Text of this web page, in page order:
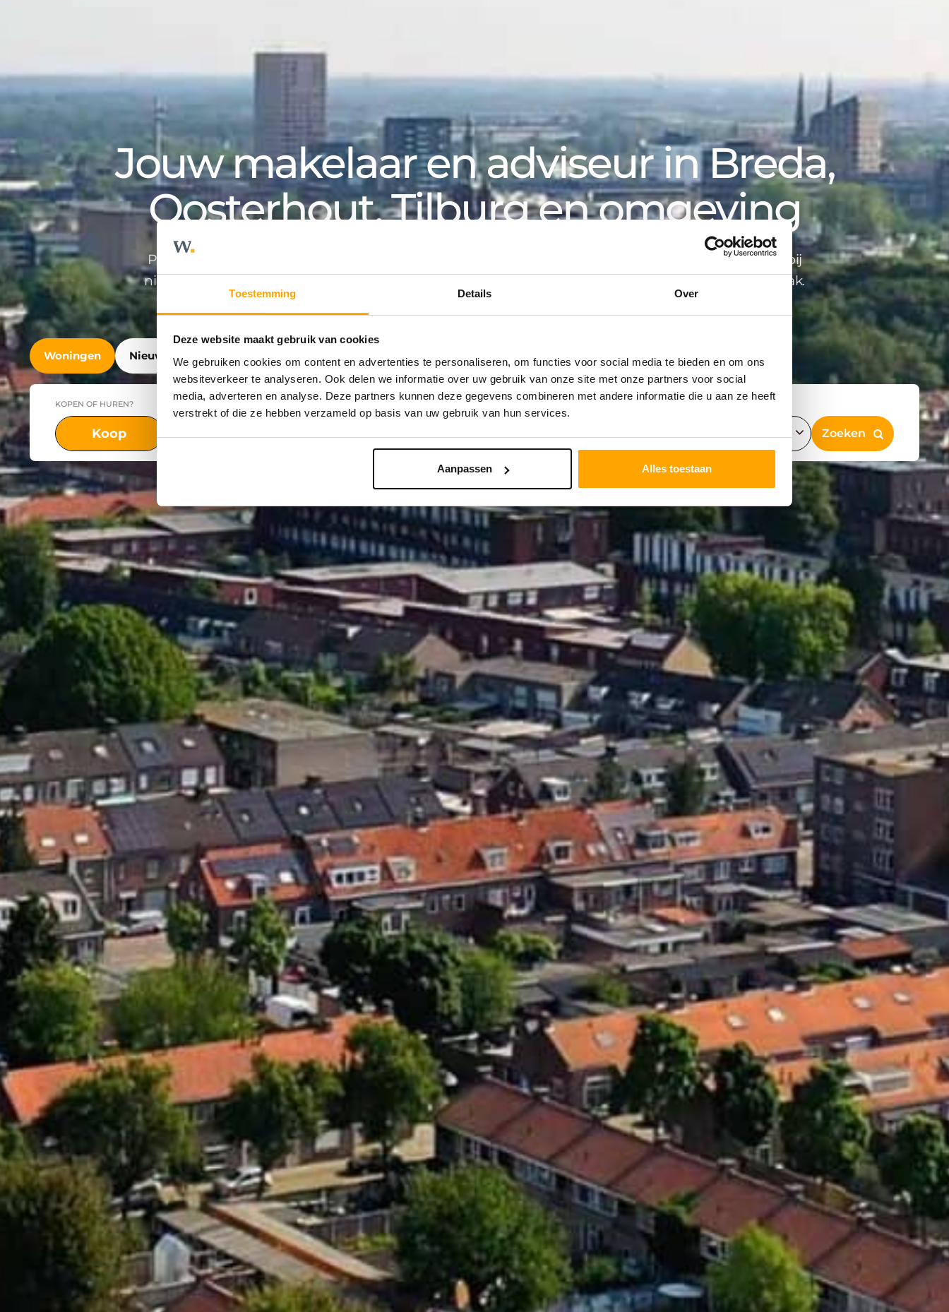
Toestemming Details Over
Deze website maakt gebruik van cookies
We gebruiken cookies om content en advertenties te personaliseren, om functies voor social media te bieden en om ons
websiteverkeer te analyseren. Ook delen we informatie over uw gebruik van onze site met onze partners voor social
media, adverteren en analyse. Deze partners kunnen deze gegevens combineren met andere informatie die u aan ze heeft
verstrekt of die ze hebben verzameld op basis van uw gebruik van hun services.
Aanpassen Alles toestaan
Jouw makelaar en adviseur in Breda,
Oosterhout, Tilburg en omgeving
Professioneel en persoonlijk, voor particuliere en zakelijke klanten. Van aankoopbegeleiding tot advies bij
nieuwbouwontwikkeling en van huurwoning tot hypotheek: bij Van de Water vind je alles onder één dak.
Woningen Nieuwbouw Bedrijfshuisvesting
KOPEN OF HUREN?
Koop Huur
PLAATS